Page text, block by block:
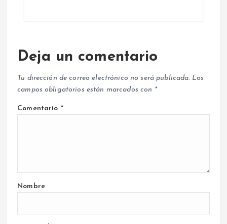
Deja un comentario
Tu dirección de correo electrónico no será publicada. Los
campos obligatorios están marcados con *
Comentario *
Nombre